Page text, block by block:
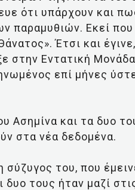
ότι υπάρχουν και
παραμυθιών. Εκεί που
Έτσι και
στην Εντατική
επί μήνες
Ασημίνα και τα δυο
στα νέα δεδομένα.
του, που
τους ήταν μαζί